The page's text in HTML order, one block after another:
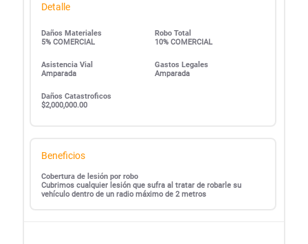
Detalle
Daños Materiales
5% COMERCIAL
Robo Total
10% COMERCIAL
Asistencia Vial
Amparada
Gastos Legales
Amparada
Daños Catastroficos
$2,000,000.00
Beneficios
Cobertura de lesión por robo
Cubrimos cualquier lesión que sufra al tratar de robarle su
vehículo dentro de un radio máximo de 2 metros